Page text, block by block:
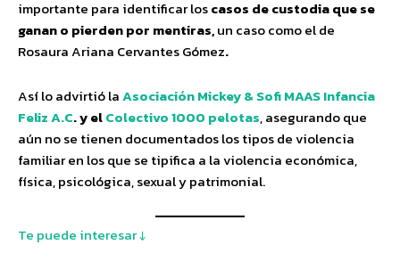
importante para identificar loscasos de custodia que se
ganan o pierden por mentiras,un caso como el de
Rosaura Ariana Cervantes Gómez.
Así lo advirtió laAsociación Mickey & Sofi MAAS Infancia
Feliz A.C. y elColectivo 1000 pelotas, asegurando que
aún no se tienen documentados los tipos de violencia
familiar en los que se tipifica a la violencia económica,
física, psicológica, sexual y patrimonial.
Te puede interesar ↓